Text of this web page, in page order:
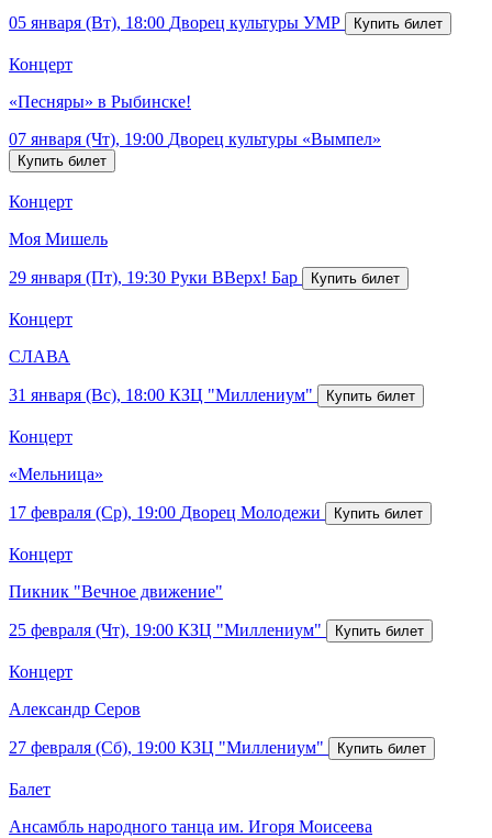
05 января (Вт), 18:00 Дворец культуры УМР
Концерт
«Песняры» в Рыбинске!
07 января (Чт), 19:00 Дворец культуры «Вымпел»
Концерт
Моя Мишель
29 января (Пт), 19:30 Руки ВВерх! Бар
Концерт
СЛАВА
31 января (Вс), 18:00 КЗЦ "Миллениум"
Концерт
«Мельница»
17 февраля (Ср), 19:00 Дворец Молодежи
Концерт
Пикник "Вечное движение"
25 февраля (Чт), 19:00 КЗЦ "Миллениум"
Концерт
Александр Серов
27 февраля (Сб), 19:00 КЗЦ "Миллениум"
Балет
Ансамбль народного танца им. Игоря Моисеева